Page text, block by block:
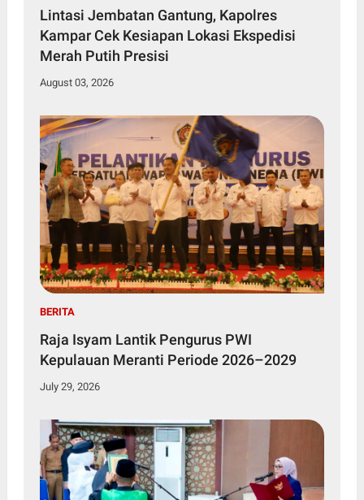
Lintasi Jembatan Gantung, Kapolres
Kampar Cek Kesiapan Lokasi Ekspedisi
Merah Putih Presisi
August 03, 2026
BERITA
Raja Isyam Lantik Pengurus PWI
Kepulauan Meranti Periode 2026–2029
July 29, 2026